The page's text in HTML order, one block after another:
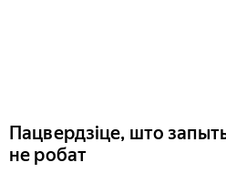
Пацвердзіце, што
не робат